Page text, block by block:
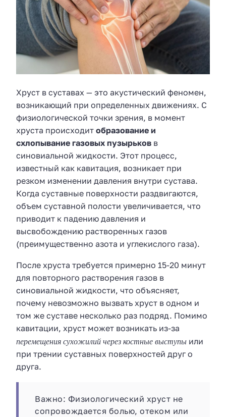
Хруст в суставах — это акустический феномен,
возникающий при определенных движениях. С
физиологической точки зрения, в момент
хруста происходит образование и
схлопывание газовых пузырьков в
синовиальной жидкости. Этот процесс,
известный как кавитация, возникает при
резком изменении давления внутри сустава.
Когда суставные поверхности раздвигаются,
объем суставной полости увеличивается, что
приводит к падению давления и
высвобождению растворенных газов
(преимущественно азота и углекислого газа).
После хруста требуется примерно 15-20 минут
для повторного растворения газов в
синовиальной жидкости, что объясняет,
почему невозможно вызвать хруст в одном и
том же суставе несколько раз подряд. Помимо
кавитации, хруст может возникать из-за
перемещения сухожилий через костные выступы или
при трении суставных поверхностей друг о
друга.
Важно: Физиологический хруст не
сопровождается болью, отеком или